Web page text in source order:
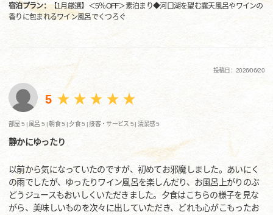
宿泊プラン：【1月厳選】＜5％OFF＞素泊まり◆河口湖を望む露天風呂やワインの
香りに包まれるワイン風呂でくつろぐ
投稿日：2026/06/20
5
部屋 5 | 風呂 5 |朝食 5 | 夕食 5 |接客・サービス 5 |清潔感 5
静かにゆったり
以前から気になっていたのですが、初めてお邪魔しました。あいにく
の雨でしたが、ゆったりワイン風呂を楽しんだり、お風呂上がりのぶ
どうジュースもおいしくいただきました。夕食はこちらの様子を見な
がら、美味しいものを次々に出していただき、どれも心がこもったお